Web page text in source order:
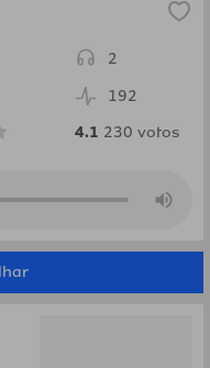
2
192
4.1 230 votos